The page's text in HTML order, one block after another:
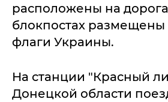
расположены на
блокпостах
флаги Украины.
На станции "Красный
Донецкой области